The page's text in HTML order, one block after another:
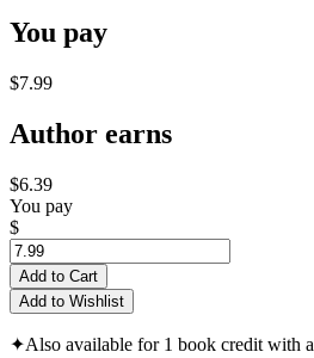
You pay
$7.99
Author earns
$6.39
You pay
$
Add to Cart
Add to Wishlist
✦Also available for 1 book credit with a